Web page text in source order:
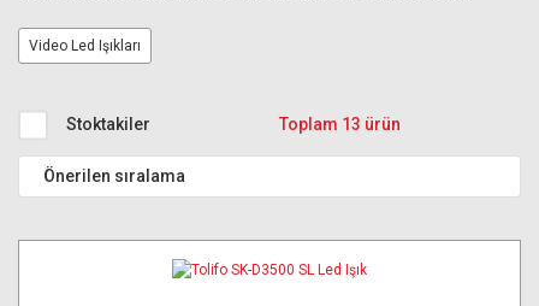
Video Led Işıkları
Stoktakiler Toplam 13 ürün